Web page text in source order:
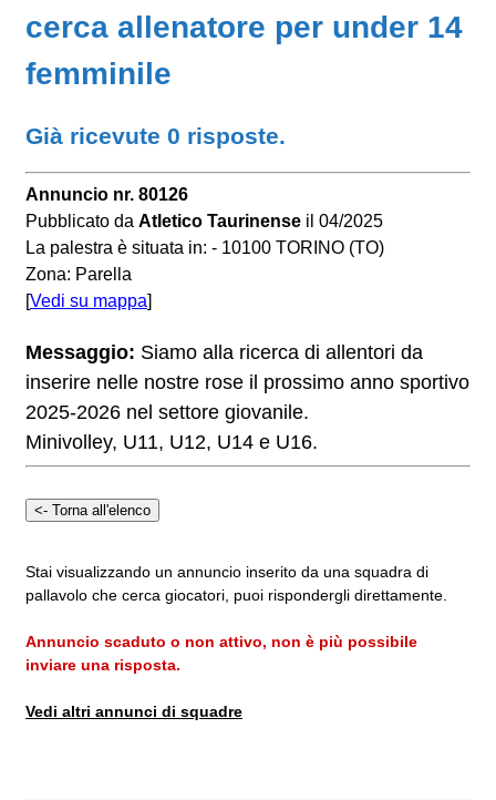
cerca allenatore per under 14
femminile
Già ricevute 0 risposte.
Annuncio nr. 80126
Pubblicato da Atletico Taurinense il 04/2025
La palestra è situata in: - 10100 TORINO (TO)
Zona: Parella
[Vedi su mappa]
Messaggio: Siamo alla ricerca di allentori da
inserire nelle nostre rose il prossimo anno sportivo
2025-2026 nel settore giovanile.
Minivolley, U11, U12, U14 e U16.
Stai visualizzando un annuncio inserito da una squadra di
pallavolo che cerca giocatori, puoi rispondergli direttamente.
Annuncio scaduto o non attivo, non è più possibile
inviare una risposta.
Vedi altri annunci di squadre